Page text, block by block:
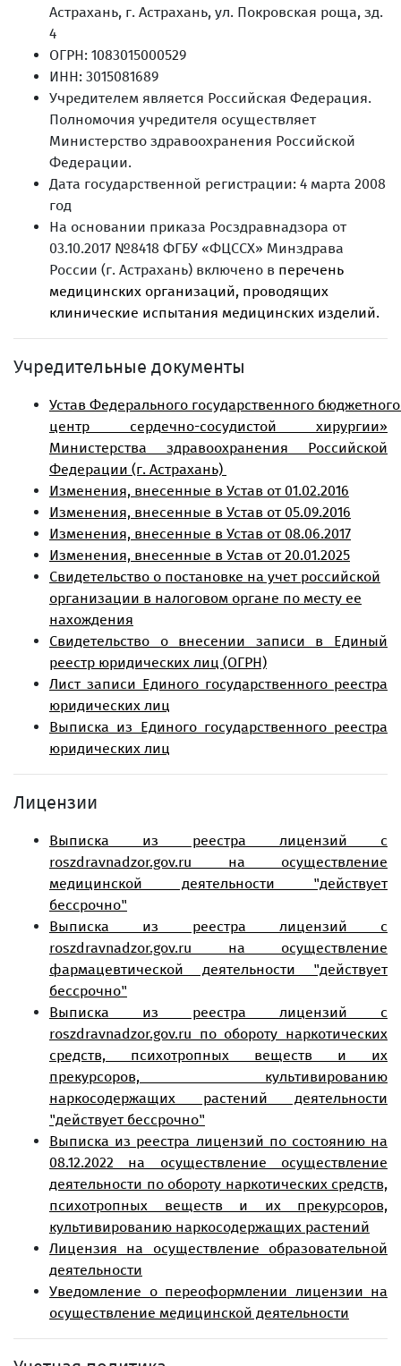
Астрахань, г. Астрахань, ул. Покровская роща, зд.
4
ОГРН: 1083015000529
ИНН: 3015081689
Учредителем является Российская Федерация.
Полномочия учредителя осуществляет
Министерство здравоохранения Российской
Федерации.
Дата государственной регистрации: 4 марта 2008
год
На основании приказа Росздравнадзора от
03.10.2017 №8418 ФГБУ «ФЦССХ» Минздрава
России (г. Астрахань) включено в перечень
медицинских организаций, проводящих
клинические испытания медицинских изделий.
Учредительные документы
Устав Федерального государственного
центр сердечно-сосудистой хирургии»
Министерства здравоохранения Российской
Федерации (г. Астрахань)
Изменения, внесенные в Устав от 01.02.2016
Изменения, внесенные в Устав от 05.09.2016
Изменения, внесенные в Устав от 08.06.2017
Изменения, внесенные в Устав от 20.01.2025
Свидетельство о постановке на учет российской
организации в налоговом органе по месту ее
нахождения
Свидетельство о внесении записи в Единый
реестр юридических лиц (ОГРН)
Лист записи Единого государственного реестра
юридических лиц
Выписка из Единого государственного реестра
юридических лиц
Лицензии
Выписка из реестра лицензий с
roszdravnadzor.gov.ru на осуществление
медицинской деятельности "действует
бессрочно"
Выписка из реестра лицензий с
roszdravnadzor.gov.ru на осуществление
фармацевтической деятельности "действует
бессрочно"
Выписка из реестра лицензий с
roszdravnadzor.gov.ru по обороту наркотических
средств, психотропных веществ и их
прекурсоров, культивированию
наркосодержащих растений деятельности
"действует бессрочно"
Выписка из реестра лицензий по состоянию на
08.12.2022 на осуществление осуществление
деятельности по обороту наркотических средств,
психотропных веществ и их прекурсоров,
культивированию наркосодержащих растений
Лицензия на осуществление образовательной
деятельности
Уведомление о переоформлении лицензии на
осуществление медицинской деятельности